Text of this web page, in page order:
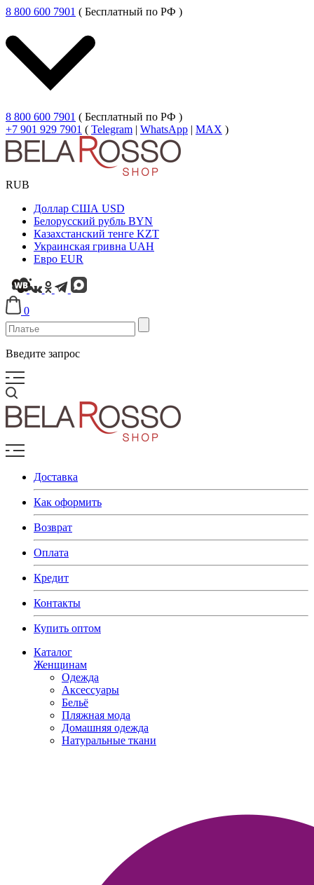
8 800 600 7901 ( Бесплатный по РФ )
8 800 600 7901 ( Бесплатный по РФ )
+7 901 929 7901 ( Telegram | WhatsApp | MAX )
RUB
Доллар США USD
Белорусский рубль BYN
Казахстанский тенге KZT
Украинская гривна UAH
Евро EUR
0
Введите запрос
Доставка
Как оформить
Возврат
Оплата
Кредит
Контакты
Купить оптом
Каталог
Женщинам
Одежда
Аксессуары
Бельё
Пляжная мода
Домашняя одежда
Натуральные ткани